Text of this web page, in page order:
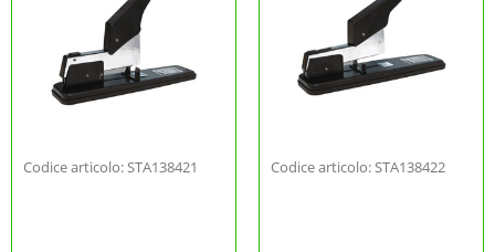
Codice articolo: STA138421 Codice articolo: STA138422